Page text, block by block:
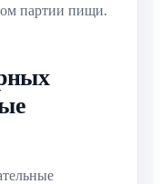
партии пищи.